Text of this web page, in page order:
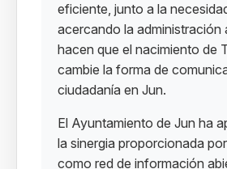
eficiente, junto a la
acercando la administración
hacen que el nacimiento de
cambie la forma de
ciudadanía en Jun.
El Ayuntamiento de Jun ha
la sinergia proporcionada
como red de información